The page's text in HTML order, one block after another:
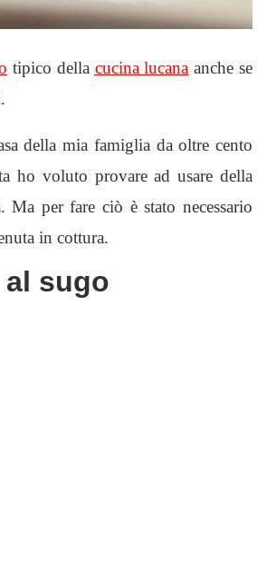
tipico della cucina lucana anche se
della mia famiglia da oltre cento
ho voluto provare ad usare della
per fare ciò è stato necessario
in cottura.
sugo